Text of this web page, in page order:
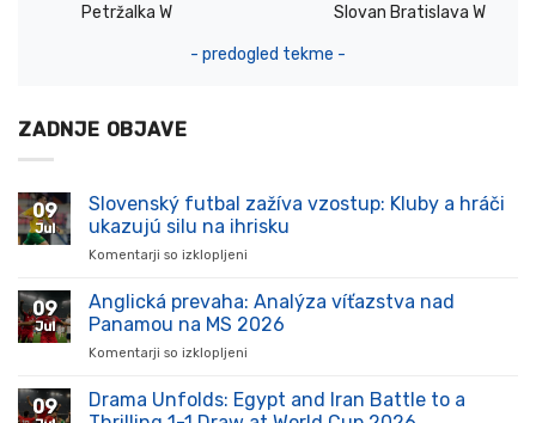
Petržalka W Slovan Bratislava W
- predogled tekme -
ZADNJE OBJAVE
09
Jul
Slovenský futbal zažíva vzostup: Kluby a hráči
ukazujú silu na ihrisku
Komentarji so izklopljeni
futbal
zažíva
vzostup:
hráči
ukazujú
09
Jul
Anglická prevaha: Analýza víťazstva nad
Panamou na MS 2026
Komentarji so izklopljeni
prevaha:
Analýza
09
Drama Unfolds: Egypt and Iran Battle to a